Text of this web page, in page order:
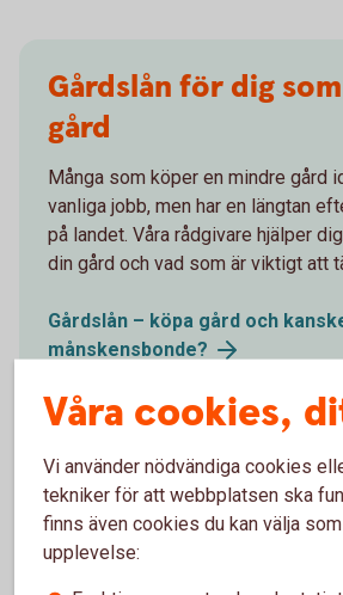
Gårdslån för dig
gård
Många som köper en mindre gård
vanliga jobb, men har en längtan
på landet. Våra rådgivare hjälper
din gård och vad som är viktigt att
Gårdslån – köpa gård och
månskensbonde?
Förstå ditt
Våra cookies,
Vi använder nödvändiga cookies
tekniker för att webbplatsen ska
finns även cookies du kan välja
upplevelse: